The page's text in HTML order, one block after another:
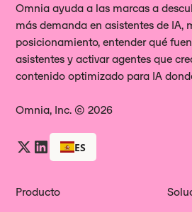
Omnia ayuda a las marcas a
más demanda en asistentes de IA,
posicionamiento, entender qué
asistentes y activar agentes que
contenido optimizado para IA
Omnia, Inc. © 2026
ES
Producto